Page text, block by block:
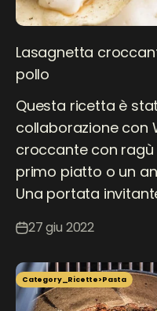
Lasagnetta
pollo
Questa ricetta è
collaborazione con
croccante con ragù
primo piatto o un
Una portata
27 giu 2022
Category_Ricette>Pasta